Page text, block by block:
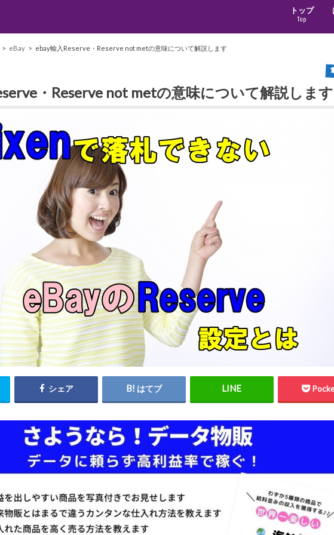
トップ
Top
eBay ebay輸入Reserve・Reserve not metの意味について解説します
・Reserve not metの意味について解説します
シェア はてブ